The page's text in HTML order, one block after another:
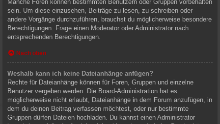
Manche Foren können bestimmten Benutzern oder Gruppen vorbehalten
sein. Um diese einzusehen, Beiträge zu lesen, zu schreiben oder
andere Vorgänge durchzuführen, brauchst du möglicherweise besondere
Berechtigungen. Frage einen Moderator oder Administrator nach
entsprechenden Berechtigungen.
Nach oben
Weshalb kann ich keine Dateianhänge anfügen?
Rechte für Dateianhänge können für Foren, Gruppen und einzelne
Benutzer vergeben werden. Die Board-Administration hat es
möglicherweise nicht erlaubt, Dateianhänge in dem Forum anzufügen, in
dem du deinen Beitrag verfassen möchtest, oder nur bestimmte
Gruppen dürfen Dateien hochladen. Du kannst einen Administrator